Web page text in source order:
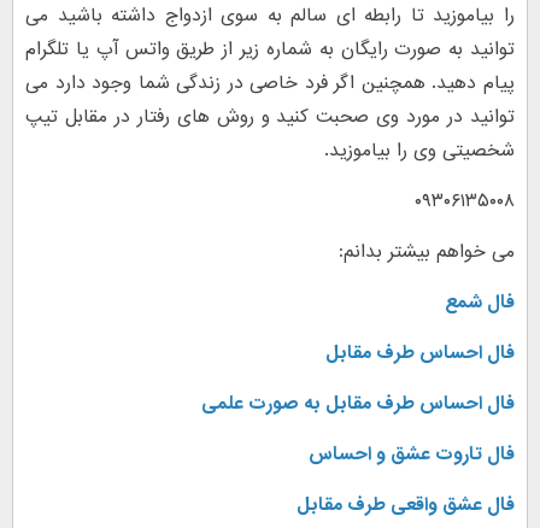
را بیاموزید تا رابطه ای سالم به سوی ازدواج داشته باشید می
توانید به صورت رایگان به شماره زیر از طریق واتس آپ یا تلگرام
پیام دهید. همچنین اگر فرد خاصی در زندگی شما وجود دارد می
توانید در مورد وی صحبت کنید و روش های رفتار در مقابل تیپ
شخصیتی وی را بیاموزید.
۰۹۳۰۶۱۳۵۰۰۸
می خواهم بیشتر بدانم:
فال شمع
فال احساس طرف مقابل
فال احساس طرف مقابل به صورت علمی
فال تاروت عشق و احساس
فال عشق واقعی طرف مقابل